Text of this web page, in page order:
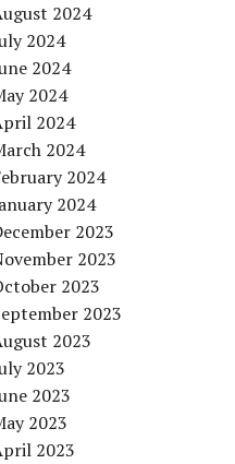
2024
2024
2024
2024
2024
2024
2024
2024
2023
2023
2023
2023
2023
2023
2023
2023
2023